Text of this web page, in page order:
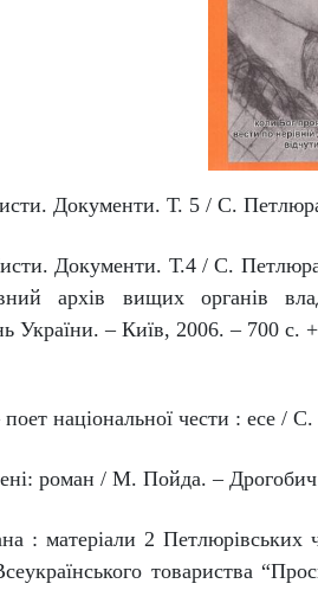
Документи. Т. 5 / С.
Документи. Т.4 / С.
архів вищих органів
України. – Київ, 2006. – 700 с.
національної чести : есе /
роман / М. Пойда. –
: матеріали 2
товариства